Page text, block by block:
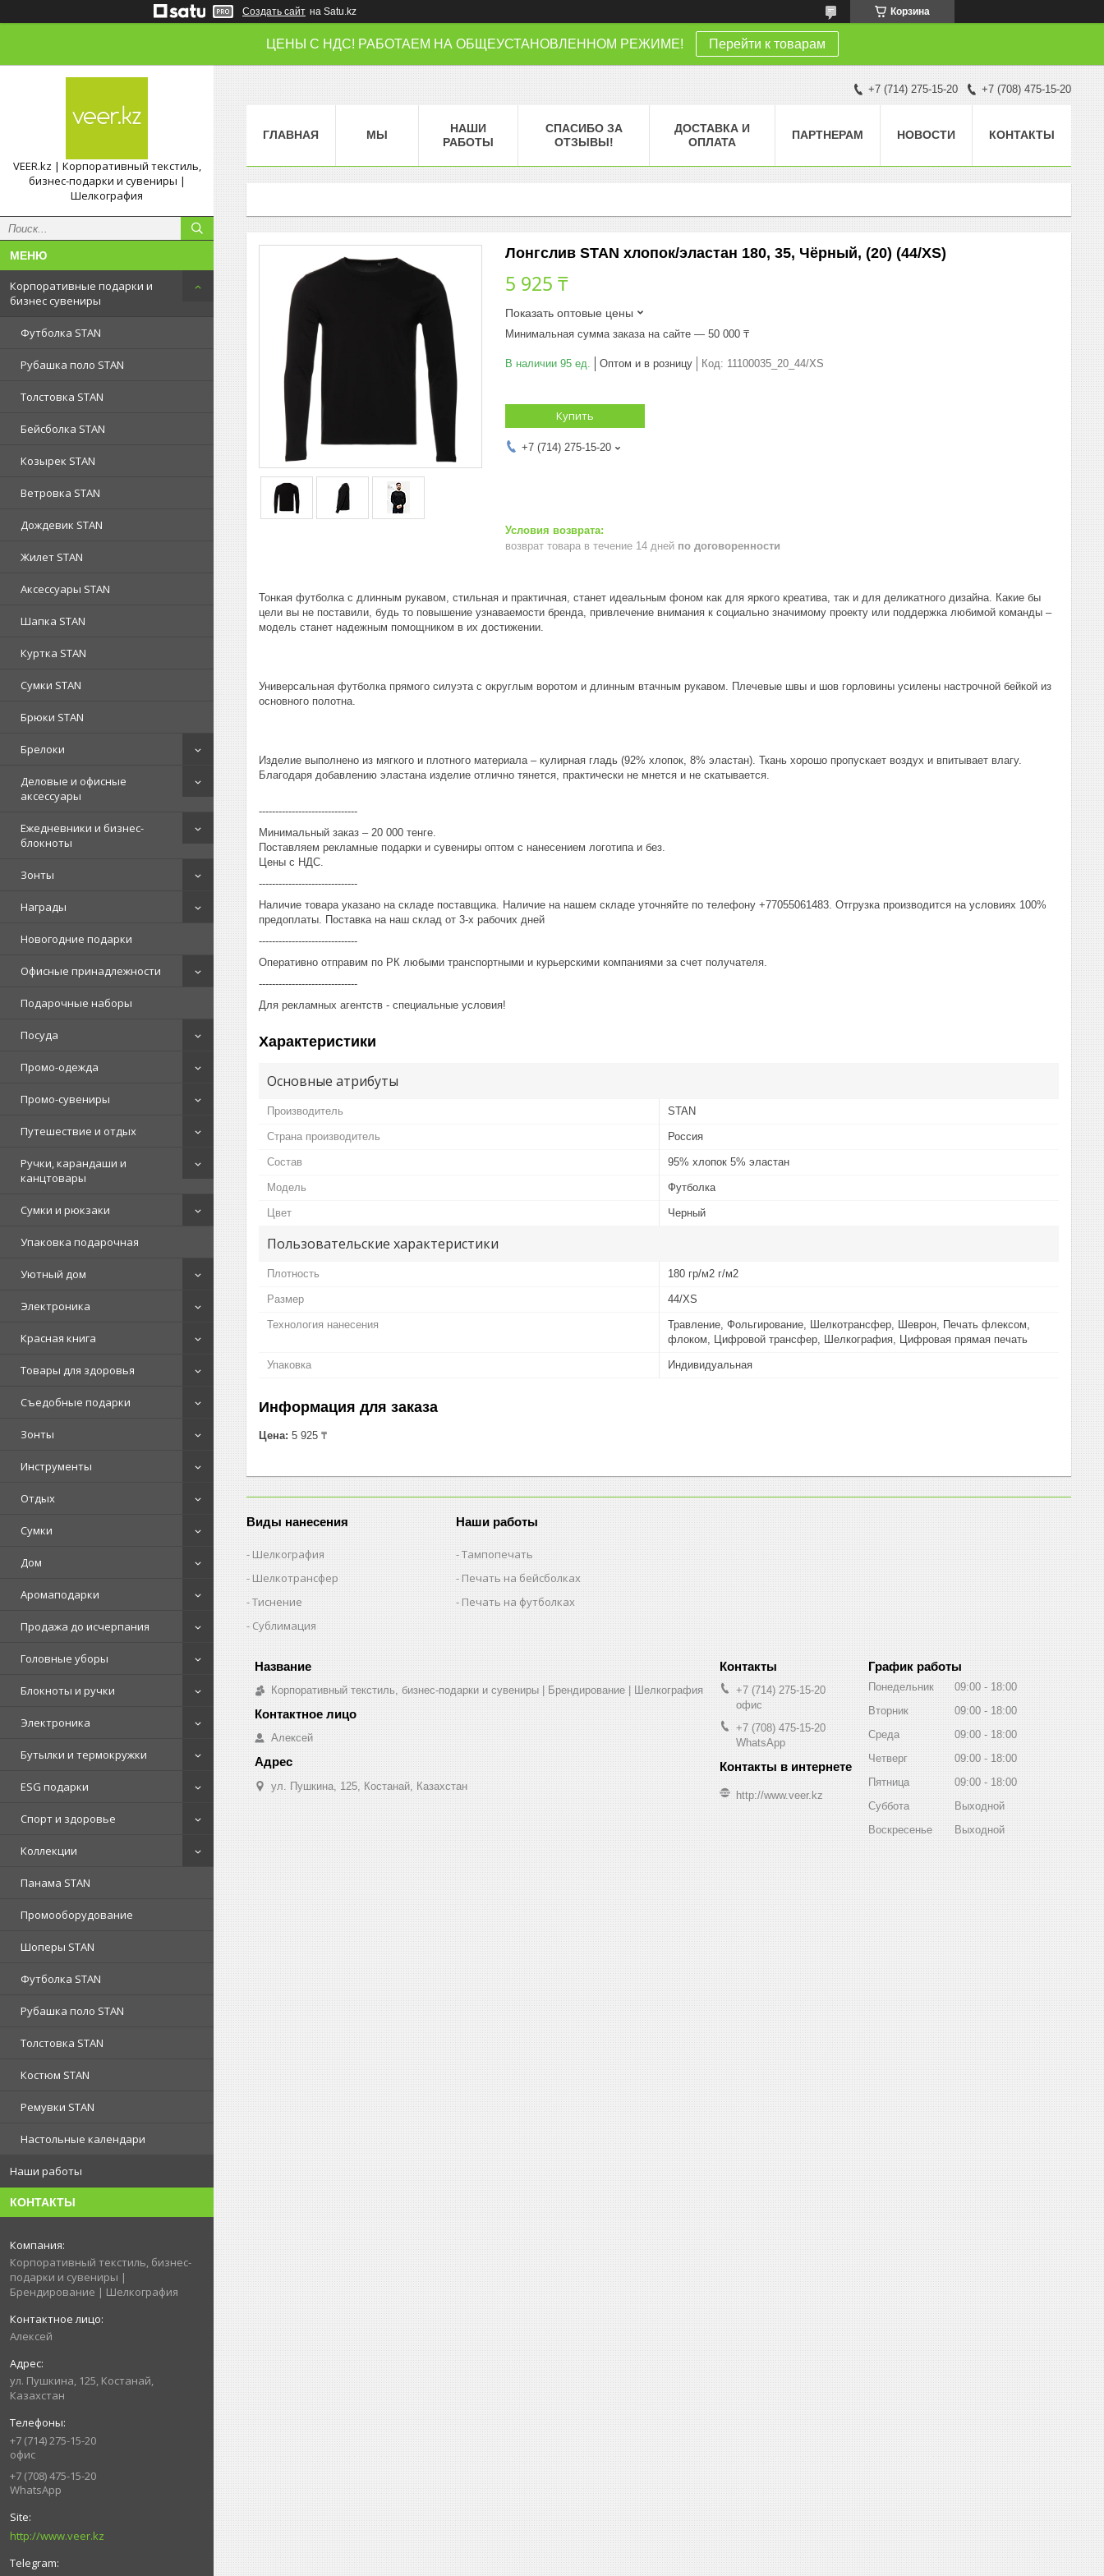
Создать сайт на Satu.kz Корзина
ЦЕНЫ С НДС! РАБОТАЕМ НА ОБЩЕУСТАНОВЛЕННОМ РЕЖИМЕ! Перейти к товарам
VEER.kz | Корпоративный текстиль,
бизнес-подарки и сувениры |
Шелкография
Корпоративные подарки и
бизнес сувениры
Футболка STAN
Рубашка поло STAN
Толстовка STAN
Бейсболка STAN
Козырек STAN
Ветровка STAN
Дождевик STAN
Жилет STAN
Аксессуары STAN
Шапка STAN
Куртка STAN
Сумки STAN
Брюки STAN
Брелоки
Деловые и офисные
аксессуары
Ежедневники и бизнес-
блокноты
Зонты
Награды
Новогодние подарки
Офисные принадлежности
Подарочные наборы
Посуда
Промо-одежда
Промо-сувениры
Путешествие и отдых
Ручки, карандаши и
канцтовары
Сумки и рюкзаки
Упаковка подарочная
Уютный дом
Электроника
Красная книга
Товары для здоровья
Съедобные подарки
Зонты
Инструменты
Отдых
Сумки
Дом
Аромаподарки
Продажа до исчерпания
Головные уборы
Блокноты и ручки
Электроника
Бутылки и термокружки
ESG подарки
Спорт и здоровье
Коллекции
Панама STAN
Промооборудование
Шоперы STAN
Футболка STAN
Рубашка поло STAN
Толстовка STAN
Костюм STAN
Ремувки STAN
Настольные календари
Наши работы
КОНТАКТЫ
Корпоративный текстиль, бизнес-
подарки и сувениры |
Брендирование | Шелкография
Алексей
ул. Пушкина, 125, Костанай,
Казахстан
+7 (714) 275-15-20
офис
+7 (708) 475-15-20
WhatsApp
http://www.veer.kz
+7 (714) 275-15-20 +7 (708) 475-15-20
ГЛАВНАЯ МЫ
НАШИ
РАБОТЫ
СПАСИБО ЗА
ОТЗЫВЫ!
ДОСТАВКА И
ОПЛАТА
ПАРТНЕРАМ НОВОСТИ КОНТАКТЫ
Лонгслив STAN хлопок/эластан 180, 35, Чёрный, (20) (44/XS)
5 925 ₸
Показать оптовые цены
Минимальная сумма заказа на сайте — 50 000 ₸
В наличии 95 ед. Оптом и в розницу Код: 11100035_20_44/XS
Купить
+7 (714) 275-15-20
возврат товара в течение 14 дней по договоренности
Тонкая футболка с длинным рукавом, стильная и практичная, станет идеальным фоном как для яркого креатива, так и для деликатного дизайна. Какие бы
цели вы не поставили, будь то повышение узнаваемости бренда, привлечение внимания к социально значимому проекту или поддержка любимой команды –
модель станет надежным помощником в их достижении.
Универсальная футболка прямого силуэта с округлым воротом и длинным втачным рукавом. Плечевые швы и шов горловины усилены настрочной бейкой из
основного полотна.
Изделие выполнено из мягкого и плотного материала – кулирная гладь (92% хлопок, 8% эластан). Ткань хорошо пропускает воздух и впитывает влагу.
Благодаря добавлению эластана изделие отлично тянется, практически не мнется и не скатывается.
------------------------------
Минимальный заказ – 20 000 тенге.
Поставляем рекламные подарки и сувениры оптом с нанесением логотипа и без.
Цены с НДС.
------------------------------
Наличие товара указано на складе поставщика. Наличие на нашем складе уточняйте по телефону +77055061483. Отгрузка производится на условиях 100%
предоплаты. Поставка на наш склад от 3-x рабочих дней
------------------------------
Оперативно отправим по РК любыми транспортными и курьерскими компаниями за счет получателя.
------------------------------
Для рекламных агентств - специальные условия!
Характеристики
Основные атрибуты
Производитель STAN
Страна производитель Россия
Состав 95% хлопок 5% эластан
Мoдель Футболка
Цвет Черный
Пользовательские характеристики
Плотность 180 гр/м2 г/м2
Размер 44/XS
Технология нанесения
Травление, Фольгирование, Шелкотрансфер, Шеврон, Печать флексом,
флоком, Цифровой трансфер, Шелкография, Цифровая прямая печать
Упаковка Индивидуальная
Информация для заказа
Цена: 5 925 ₸
Виды нанесения
Шелкография
Шелкотрансфер
Тиснение
Сублимация
Наши работы
Тампопечать
Печать на бейсболках
Печать на футболках
Корпоративный текстиль, бизнес-подарки и сувениры | Брендирование | Шелкография
Алексей
ул. Пушкина, 125, Костанай, Казахстан
+7 (714) 275-15-20
офис
+7 (708) 475-15-20
WhatsApp
http://www.veer.kz
График работы
Понедельник 09:00
18:00
Вторник
09:00
18:00
Среда
09:00
18:00
Четверг
09:00
18:00
Пятница
09:00
18:00
Суббота
Выходной
Воскресенье
Выходной